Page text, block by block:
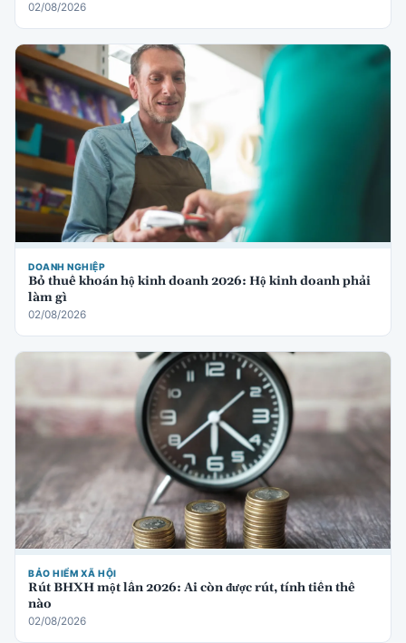
02/08/2026
DOANH NGHIỆP
Bỏ thuế khoán hộ kinh doanh 2026: Hộ kinh doanh phải
làm gì
02/08/2026
BẢO HIỂM XÃ HỘI
Rút BHXH một lần 2026: Ai còn được rút, tính tiền thế
nào
02/08/2026